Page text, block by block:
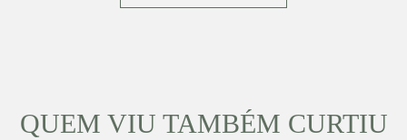
QUEM VIU TAMBÉM CURTIU